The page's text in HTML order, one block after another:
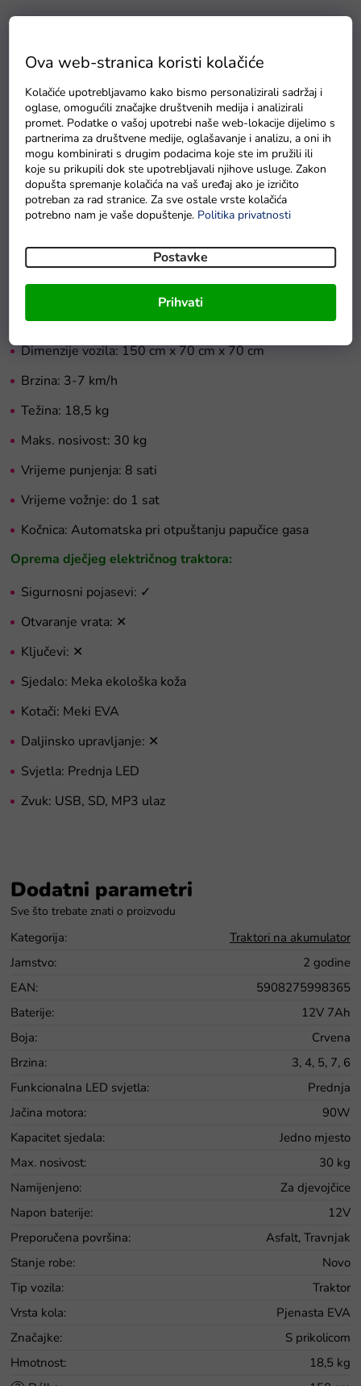
Ova web-stranica koristi kolačiće
Kolačiće upotrebljavamo kako bismo personalizirali sadržaj i
oglase, omogućili značajke društvenih medija i analizirali
promet. Podatke o vašoj upotrebi naše web-lokacije dijelimo s
partnerima za društvene medije, oglašavanje i analizu, a oni ih
mogu kombinirati s drugim podacima koje ste im pružili ili
koje su prikupili dok ste upotrebljavali njihove usluge. Zakon
dopušta spremanje kolačića na vaš uređaj ako je izričito
potreban za rad stranice. Za sve ostale vrste kolačića
potrebno nam je vaše dopuštenje. Politika privatnosti
Postavke
Prihvati
Dječji električni traktors prikolicom je za svu djecu do 30
kg. Pjenasti EVA kotači su tihi i prilagođavaju se raznim
tipovima terena. Dijete se smješta na udobno oblikovano
sjedalo od meke ekološke kože. Vožnju uljepšavaju zvučni i
svjetlosni efekti.Dječjitraktorje velik, snažan i izrađen od
najkvalitetnijeg plastičnog materijala u modernom stilu te će
zadovoljiti želje najmlađih automobilskih entuzijasta.
Motor: 2 x 45W
Baterija: 1x12V7Ah
Prijenos: Naprijed i nazad
Dimenzije vozila: 150 cm x 70 cm x 70 cm
Brzina: 3-7 km/h
Težina: 18,5 kg
Maks. nosivost: 30 kg
Vrijeme punjenja: 8 sati
Vrijeme vožnje: do 1 sat
Kočnica: Automatska pri otpuštanju papučice gasa
Oprema dječjeg električnog traktora:
Sigurnosni pojasevi: ✓
Otvaranje vrata: ✕
Ključevi: ✕
Sjedalo: Meka ekološka koža
Kotači: Meki EVA
Daljinsko upravljanje: ✕
Svjetla: Prednja LED
Zvuk: USB, SD, MP3 ulaz
Dodatni parametri
Kategorija:
Traktori na akumulator
Jamstvo:
2 godine
EAN:
5908275998365
Baterije:
12V 7Ah
Boja:
Crvena
Brzina:
3, 4, 5, 7, 6
Funkcionalna LED svjetla:
Prednja
Jačina motora:
90W
Kapacitet sjedala:
Jedno mjesto
Max. nosivost:
30 kg
Namijenjeno:
Za djevojčice
Napon baterije:
12V
Preporučena površina:
Asfalt, Travnjak
Stanje robe:
Novo
Tip vozila:
Traktor
Vrsta kola:
Pjenasta EVA
Značajke:
S prikolicom
Hmotnost: 18,5 kg